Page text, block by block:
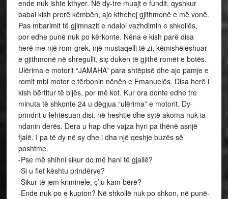
ende nuk ishte kthyer. Në dy-tre muajt e fundit, qyshkur
babai kish prerë këmbën, ajo kthehej gjithmonë e më vonë.
Pas mbarimit të gjimnazit e ndaloi vazhdimin e shkollës,
por edhe punë nuk po kërkonte. Nëna e kish parë disa
herë me një rom-grek, një mustaqelli të zi, këmishëlëshuar
e gjithmonë në shregullt, siç duken të gjithë romët e botës.
Ulërima e motorit “JAMAHA” para shtëpisë dhe ajo pamje e
romit mbi motor e tërbonin nënën e Emanuelës. Disa herë i
kish bërtitur të bijës, por më kot. Kur ora donte edhe tre
minuta të shkonte 24 u dëgjua “ulërima” e motorit. Dy-
prindrit u lehtësuan disi, në heshtje dhe sytë akoma nuk ia
ndanin derës. Dera u hap dhe vajza hyri pa thënë asnjë
fjalë. I pa të dy në sy dhe i dha një qeshje buzës së
poshtme.
-Pse më shihni sikur do më hani të gjallë?
-Si u flet kështu prindërve?
-Sikur të jem kriminele, ç’ju kam bërë?
-Ende nuk po e kupton? Në shkollë nuk po shkon, në punë-